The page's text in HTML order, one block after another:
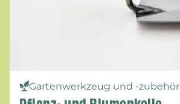
Gartenwerkzeug und -zubehör